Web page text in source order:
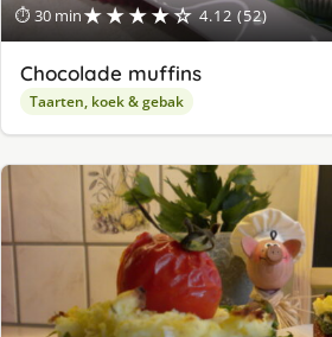
⏱ 30 min★★★★☆ 4.12 (52)
Chocolade muffins
Taarten, koek & gebak